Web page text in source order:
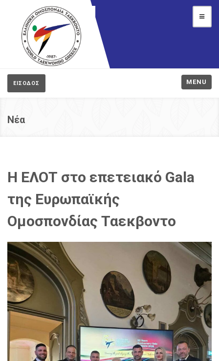
ΕΙΣΟΔΟΣ MENU
Νέα
Η ΕΛΟΤ στο επετειακό Gala
της Ευρωπαϊκής
Ομοσπονδίας Ταεκβοντο